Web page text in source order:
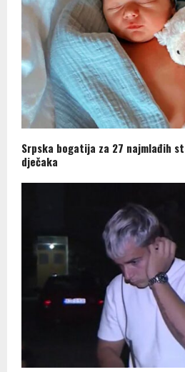
Srpska bogatija za 27 najmlađih
dječaka